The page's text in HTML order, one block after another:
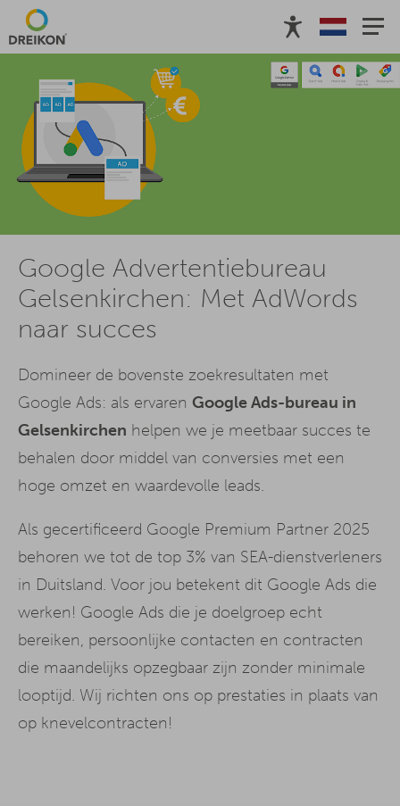
Google Advertentiebureau
Gelsenkirchen: Met AdWords
naar succes
Domineer de bovenste zoekresultaten met
Google Ads: als ervaren Google Ads-bureau in
Gelsenkirchen helpen we je meetbaar succes te
behalen door middel van conversies met een
hoge omzet en waardevolle leads.
Als gecertificeerd Google Premium Partner 2025
behoren we tot de top 3% van SEA-dienstverleners
in Duitsland. Voor jou betekent dit Google Ads die
werken! Google Ads die je doelgroep echt
bereiken, persoonlijke contacten en contracten
die maandelijks opzegbaar zijn zonder minimale
looptijd. Wij richten ons op prestaties in plaats van
op knevelcontracten!